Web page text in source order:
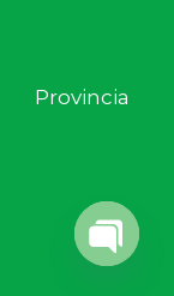
Provincia